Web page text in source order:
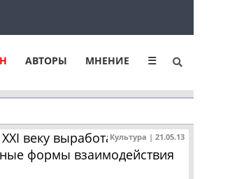
АВТОРЫ МНЕНИЕ ☰
Культура | 21.05.13